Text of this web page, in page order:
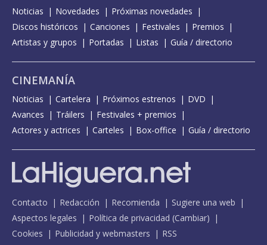
Noticias Novedades
Próximas novedades
Discos históricos
Canciones Festivales
Premios
Artistas y grupos
Portadas Listas Guía / directorio
CINEMANÍA
Noticias Cartelera Próximos estrenos
DVD
Avances
Tráilers
Festivales + premios
Actores y actrices
Carteles Box-office Guía / directorio
Contacto Redacción Recomienda
Sugiere una web
Aspectos legales
Política de privacidad (Cambiar)
Cookies
Publicidad y webmasters RSS